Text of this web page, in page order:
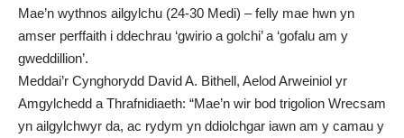
Mae’n wythnos ailgylchu (24-30 Medi) – felly mae hwn yn
amser perffaith i ddechrau ‘gwirio a golchi’ a ‘gofalu am y
gweddillion’.
Meddai’r Cynghorydd David A. Bithell, Aelod Arweiniol yr
Amgylchedd a Thrafnidiaeth: “Mae’n wir bod trigolion Wrecsam
yn ailgylchwyr da, ac rydym yn ddiolchgar iawn am y camau y